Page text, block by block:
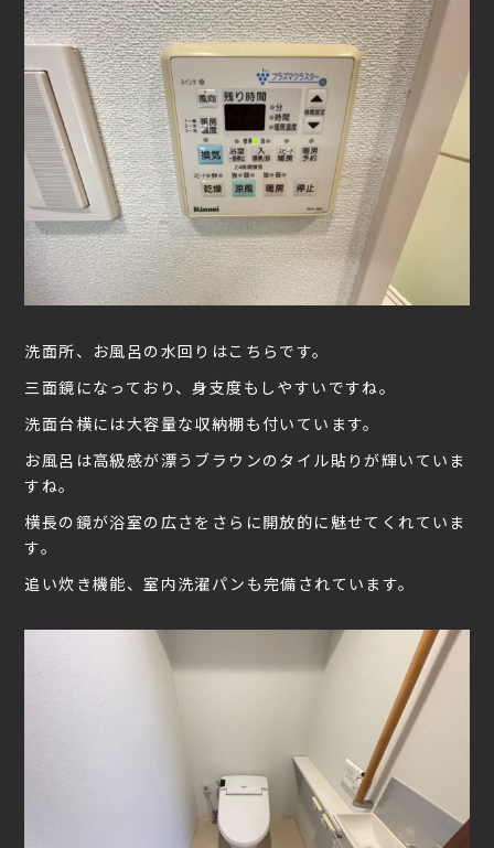
洗面所、お風呂の水回りはこちらです。
三面鏡になっており、身支度もしやすいですね。
洗面台横には大容量な収納棚も付いています。
お風呂は高級感が漂うブラウンのタイル貼りが輝いていま
すね。
横長の鏡が浴室の広さをさらに開放的に魅せてくれていま
す。
追い炊き機能、室内洗濯パンも完備されています。